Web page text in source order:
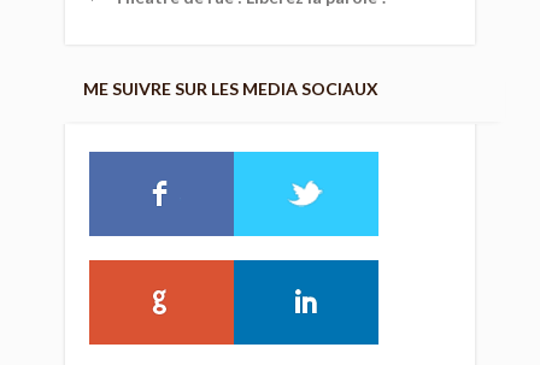
ME SUIVRE SUR LES MEDIA SOCIAUX